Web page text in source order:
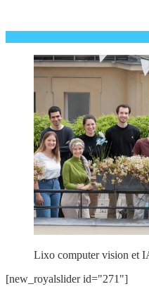
Lixo computer vision et
[new_royalslider id="271"]